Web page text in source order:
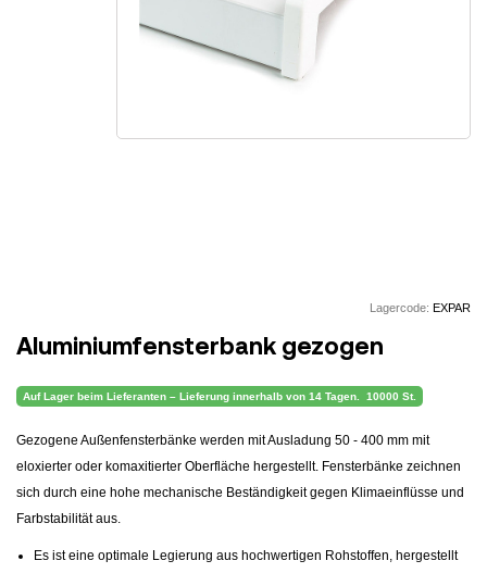
Lagercode: EXPAR
Aluminiumfensterbank gezogen
Auf Lager beim Lieferanten – Lieferung innerhalb von 14 Tagen. 10000 St.
Gezogene Außenfensterbänke werden mit Ausladung 50 - 400 mm mit
eloxierter oder komaxitierter Oberfläche hergestellt. Fensterbänke zeichnen
sich durch eine hohe mechanische Beständigkeit gegen Klimaeinflüsse und
Farbstabilität aus.
Es ist eine optimale Legierung aus hochwertigen Rohstoffen, hergestellt